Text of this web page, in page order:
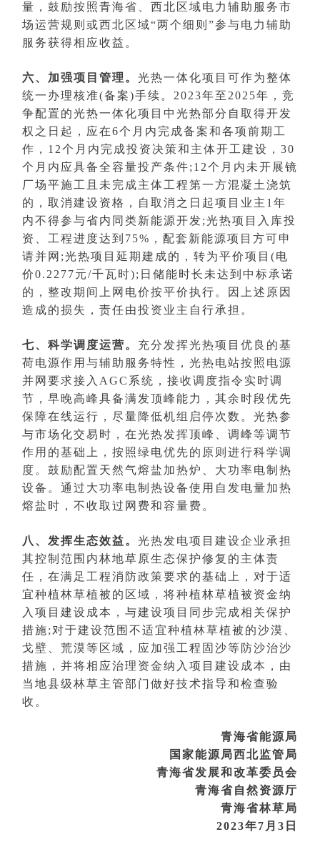
量，鼓励按照青海省、西北区域电力辅助服务市
场运营规则或西北区域“两个细则”参与电力辅助
服务获得相应收益。
六、加强项目管理。 光热一体化项目可作为整体
统一办理核准(备案)手续。2023年至2025年，竞
争配置的光热一体化项目中光热部分自取得开发
权之日起，应在6个月内完成备案和各项前期工
作，12个月内完成投资决策和主体开工建设，30
个月内应具备全容量投产条件;12个月内未开展镜
厂场平施工且未完成主体工程第一方混凝土浇筑
的，取消建设资格，自取消之日起项目业主1年
内不得参与省内同类新能源开发;光热项目入库投
资、工程进度达到75%，配套新能源项目方可申
请并网;光热项目延期建成的，转为平价项目(电
价0.2277元/千瓦时);日储能时长未达到中标承诺
的，整改期间上网电价按平价执行。因上述原因
造成的损失，责任由投资业主自行承担。
七、科学调度运营。 充分发挥光热项目优良的基
荷电源作用与辅助服务特性，光热电站按照电源
并网要求接入AGC系统，接收调度指令实时调
节，早晚高峰具备满发顶峰能力，其余时段优先
保障在线运行，尽量降低机组启停次数。光热参
与市场化交易时，在光热发挥顶峰、调峰等调节
作用的基础上，按照绿电优先的原则进行科学调
度。鼓励配置天然气熔盐加热炉、大功率电制热
设备。通过大功率电制热设备使用自发电量加热
熔盐时，不收取过网费和容量费。
八、发挥生态效益。 光热发电项目建设企业承担
其控制范围内林地草原生态保护修复的主体责
任，在满足工程消防政策要求的基础上，对于适
宜种植林草植被的区域，将种植林草植被资金纳
入项目建设成本，与建设项目同步完成相关保护
措施;对于建设范围不适宜种植林草植被的沙漠、
戈壁、荒漠等区域，应加强工程固沙等防沙治沙
措施，并将相应治理资金纳入项目建设成本，由
当地县级林草主管部门做好技术指导和检查验
收。
青海省能源局
国家能源局西北监管局
青海省发展和改革委员会
青海省自然资源厅
青海省林草局
2023年7月3日